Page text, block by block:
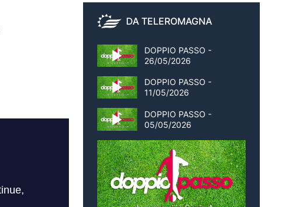
DA TELEROMAGNA
DOPPIO PASSO -
26/05/2026
DOPPIO PASSO -
11/05/2026
DOPPIO PASSO -
05/05/2026